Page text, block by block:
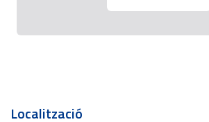
Localització